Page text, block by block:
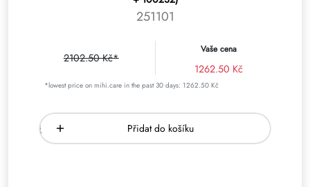
251101
2102.50 Kč*
Vaše cena
1262.50 Kč
*lowest price on mihi.care in the past 30 days: 1262.50 Kč
Přidat do košíku